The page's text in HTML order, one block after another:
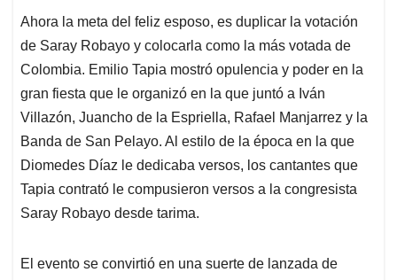
Ahora la meta del feliz esposo, es duplicar la votación
de Saray Robayo y colocarla como la más votada de
Colombia. Emilio Tapia mostró opulencia y poder en la
gran fiesta que le organizó en la que juntó a Iván
Villazón, Juancho de la Espriella, Rafael Manjarrez y la
Banda de San Pelayo. Al estilo de la época en la que
Diomedes Díaz le dedicaba versos, los cantantes que
Tapia contrató le compusieron versos a la congresista
Saray Robayo desde tarima.
El evento se convirtió en una suerte de lanzada de